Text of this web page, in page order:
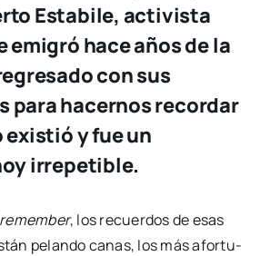
Estabile, activista
emigró hace años de la
con sus
para hacernos recordar
existió y fue un
irrepetible.
remem­ber, los recuer­dos de esas
pelan­do canas, los más afor­tu­